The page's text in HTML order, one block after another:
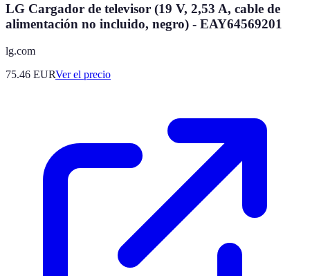
LG Cargador de televisor (19 V, 2,53 A, cable de
alimentación no incluido, negro) - EAY64569201
lg.com
75.46 EURVer el precio